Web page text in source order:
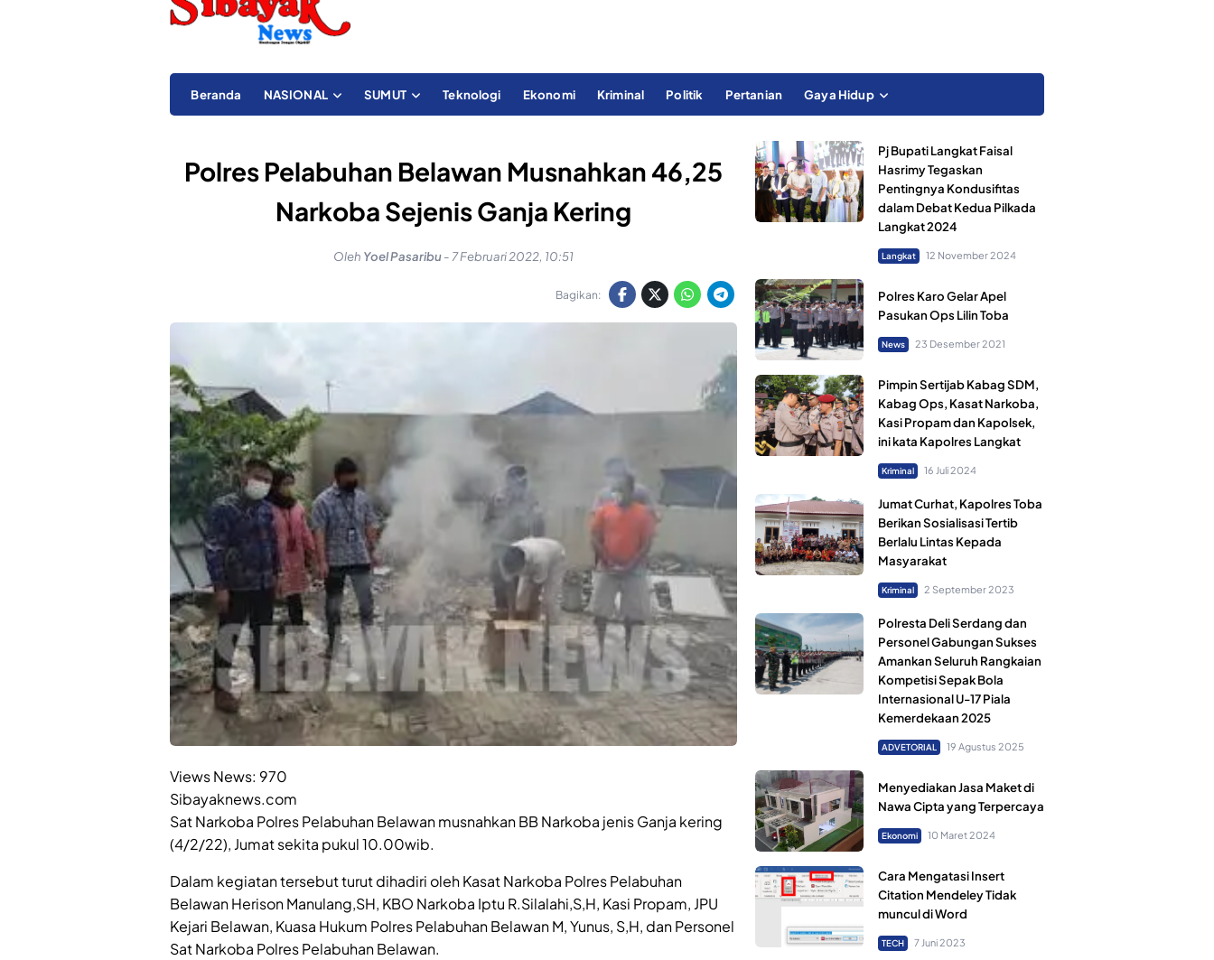
Beranda NASIONAL SUMUT Teknologi Ekonomi Kriminal Politik Pertanian Gaya Hidup
Polres Pelabuhan Belawan Musnahkan 46,25
Narkoba Sejenis Ganja Kering
Oleh Yoel Pasaribu- 7 Februari 2022, 10:51
Bagikan:
Views News: 970
Sibayaknews.com
Sat Narkoba Polres Pelabuhan Belawan musnahkan BB Narkoba jenis Ganja kering
(4/2/22), Jumat sekita pukul 10.00wib.
Dalam kegiatan tersebut turut dihadiri oleh Kasat Narkoba Polres Pelabuhan
Belawan Herison Manulang,SH, KBO Narkoba Iptu R.Silalahi,S,H, Kasi Propam, JPU
Kejari Belawan, Kuasa Hukum Polres Pelabuhan Belawan M, Yunus, S,H, dan Personel
Sat Narkoba Polres Pelabuhan Belawan.
Pj Bupati Langkat Faisal
Hasrimy Tegaskan
Pentingnya Kondusifitas
dalam Debat Kedua Pilkada
Langkat 2024
Langkat 12 November 2024
Polres Karo Gelar Apel
Pasukan Ops Lilin Toba
News 23 Desember 2021
Pimpin Sertijab Kabag SDM,
Kabag Ops, Kasat Narkoba,
Kasi Propam dan Kapolsek,
ini kata Kapolres Langkat
Kriminal 16 Juli 2024
Jumat Curhat, Kapolres Toba
Berikan Sosialisasi Tertib
Berlalu Lintas Kepada
Masyarakat
Kriminal 2 September 2023
Polresta Deli Serdang dan
Personel Gabungan Sukses
Amankan Seluruh Rangkaian
Kompetisi Sepak Bola
Internasional U-17 Piala
Kemerdekaan 2025
ADVETORIAL 19 Agustus 2025
Menyediakan Jasa Maket di
Nawa Cipta yang Terpercaya
Ekonomi 10 Maret 2024
Cara Mengatasi Insert
Citation Mendeley Tidak
muncul di Word
TECH 7 Juni 2023